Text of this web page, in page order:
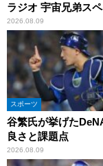
ラジオ 宇宙兄弟スペ
2026.08.09
スポーツ
谷繁氏が挙げた
良さと課題点
2026.08.09